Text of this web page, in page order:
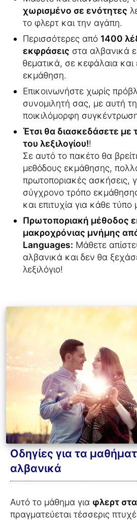
χωρισμένο σε ενότητες
το φλερτ και την αγάπη.
Περισσότερες από 1400
εκφράσεις στα αλβανικά
θεματικά, σε κεφάλαια και
εκμάθηση.
Επικοινωνήστε χωρίς
συνομιλητή σας, με αυτή
ποικιλόμορφη συγκέντρωση
Έτσι θα διασκεδάσετε με
του λεξιλογίου!!
Σε αυτό το πακέτο θα
μεθόδους εκμάθησης,
πρωτοποριακές ασκήσεις,
σύγχρονο τρόπο
και επιτυχία για κάθε τύπο
Πρωτοποριακή μέθοδος
μακροχρόνιας μνήμης
Languages: Μάθετε
αλβανικά και δεν θα
λεξιλόγιο!
Οδηγίες για τα
αλβανικά
Αυτό το μάθημα για φλερτ
πραγματεύεται τέσσερις